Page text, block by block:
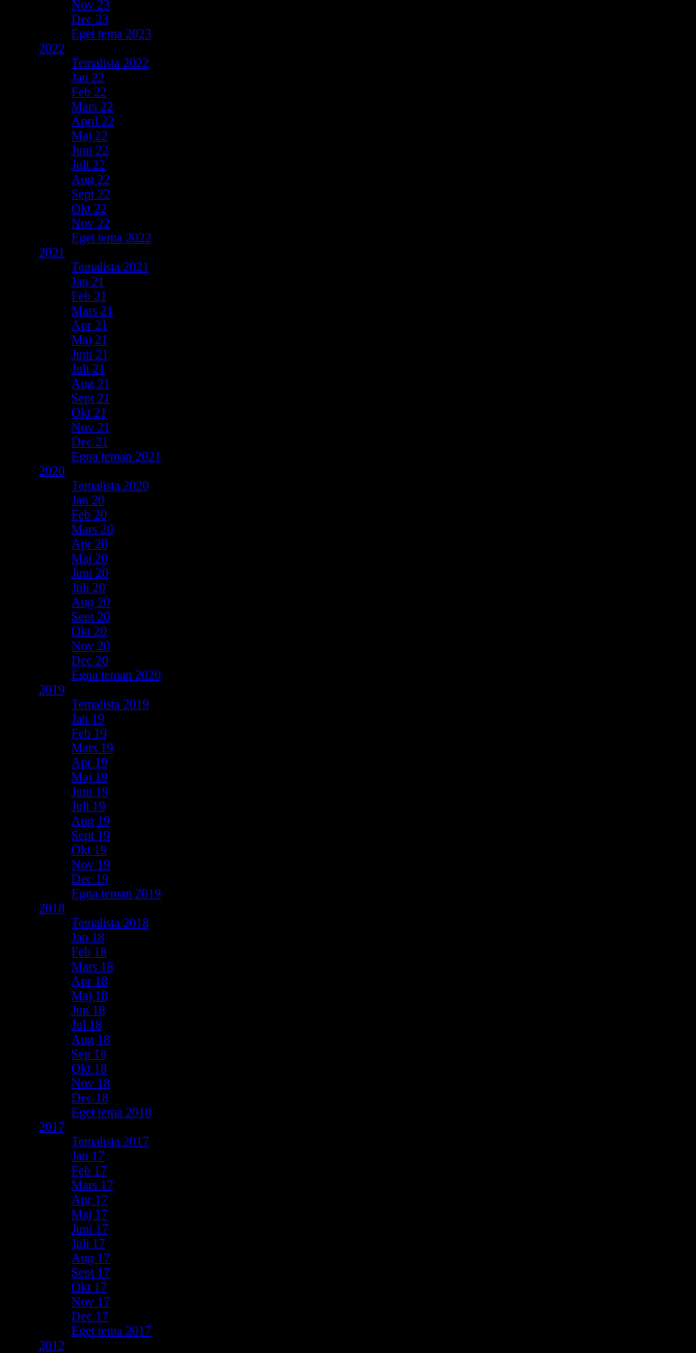
Nov 23
Dec 23
Eget tema 2023
2022
Temalista 2022
Jan 22
Feb 22
Mars 22
April 22
Maj 22
Juni 22
Juli 22
Aug 22
Sept 22
Okt 22
Nov 22
Eget tema 2022
2021
Temalista 2021
Jan 21
Feb 21
Mars 21
Apr 21
Maj 21
Juni 21
Juli 21
Aug 21
Sept 21
Okt 21
Nov 21
Dec 21
Egna teman 2021
2020
Temalista 2020
Jan 20
Feb 20
Mars 20
Apr 20
Maj 20
Juni 20
Juli 20
Aug 20
Sept 20
Okt 20
Nov 20
Dec 20
Egna teman 2020
2019
Temalista 2019
Jan 19
Feb 19
Mars 19
Apr 19
Maj 19
Juni 19
Juli 19
Aug 19
Sept 19
Okt 19
Nov 19
Dec 19
Egna teman 2019
2018
Temalista 2018
Jan 18
Feb 18
Mars 18
Apr 18
Maj 18
Jun 18
Jul 18
Aug 18
Sep 18
Okt 18
Nov 18
Dec 18
Eget tema 2018
2017
Temalista 2017
Jan 17
Feb 17
Mars 17
Apr 17
Maj 17
Juni 17
Juli 17
Aug 17
Sept 17
Okt 17
Nov 17
Dec 17
Eget tema 2017
2012